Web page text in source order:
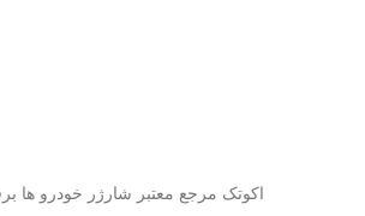
اکوتک مرجع معتبر شارژر خودرو ها